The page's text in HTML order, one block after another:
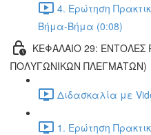
4. Ερώτηση
Βήμα-Βήμα (0:08)
ΚΕΦΑΛΑΙΟ 29: ΕΝΤΟΛΕΣ
ΠΟΛΥΓΩΝΙΚΩΝ ΠΛΕΓΜΑΤΩΝ)
Διδασκαλία με
1. Ερώτηση